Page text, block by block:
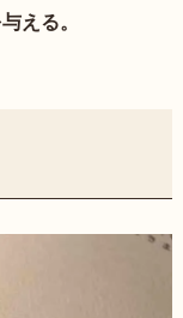
える。